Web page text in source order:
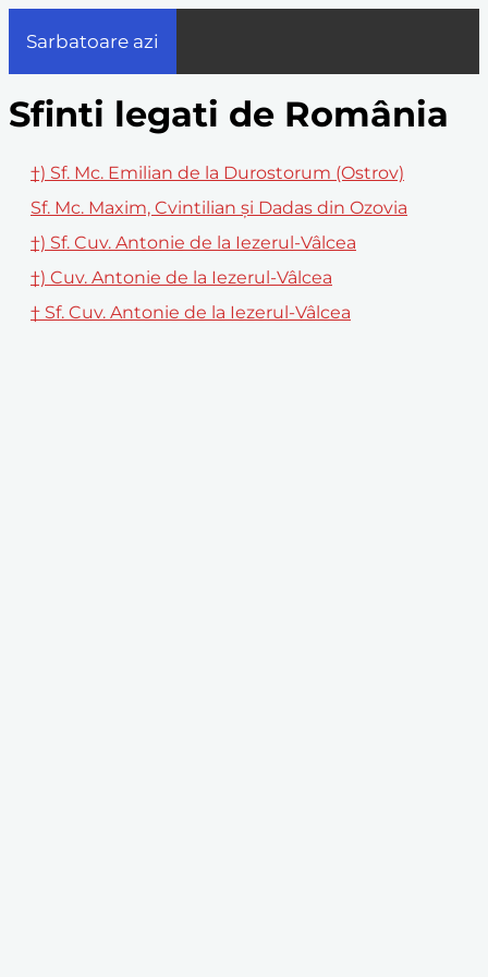
Sarbatoare azi
Sfinti legati de România
†) Sf. Mc. Emilian de la Durostorum (Ostrov)
Sf. Mc. Maxim, Cvintilian și Dadas din Ozovia
†) Sf. Cuv. Antonie de la Iezerul-Vâlcea
†) Cuv. Antonie de la Iezerul-Vâlcea
† Sf. Cuv. Antonie de la Iezerul-Vâlcea